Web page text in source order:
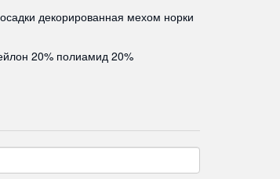
декорированная мехом норки
20% полиамид 20%